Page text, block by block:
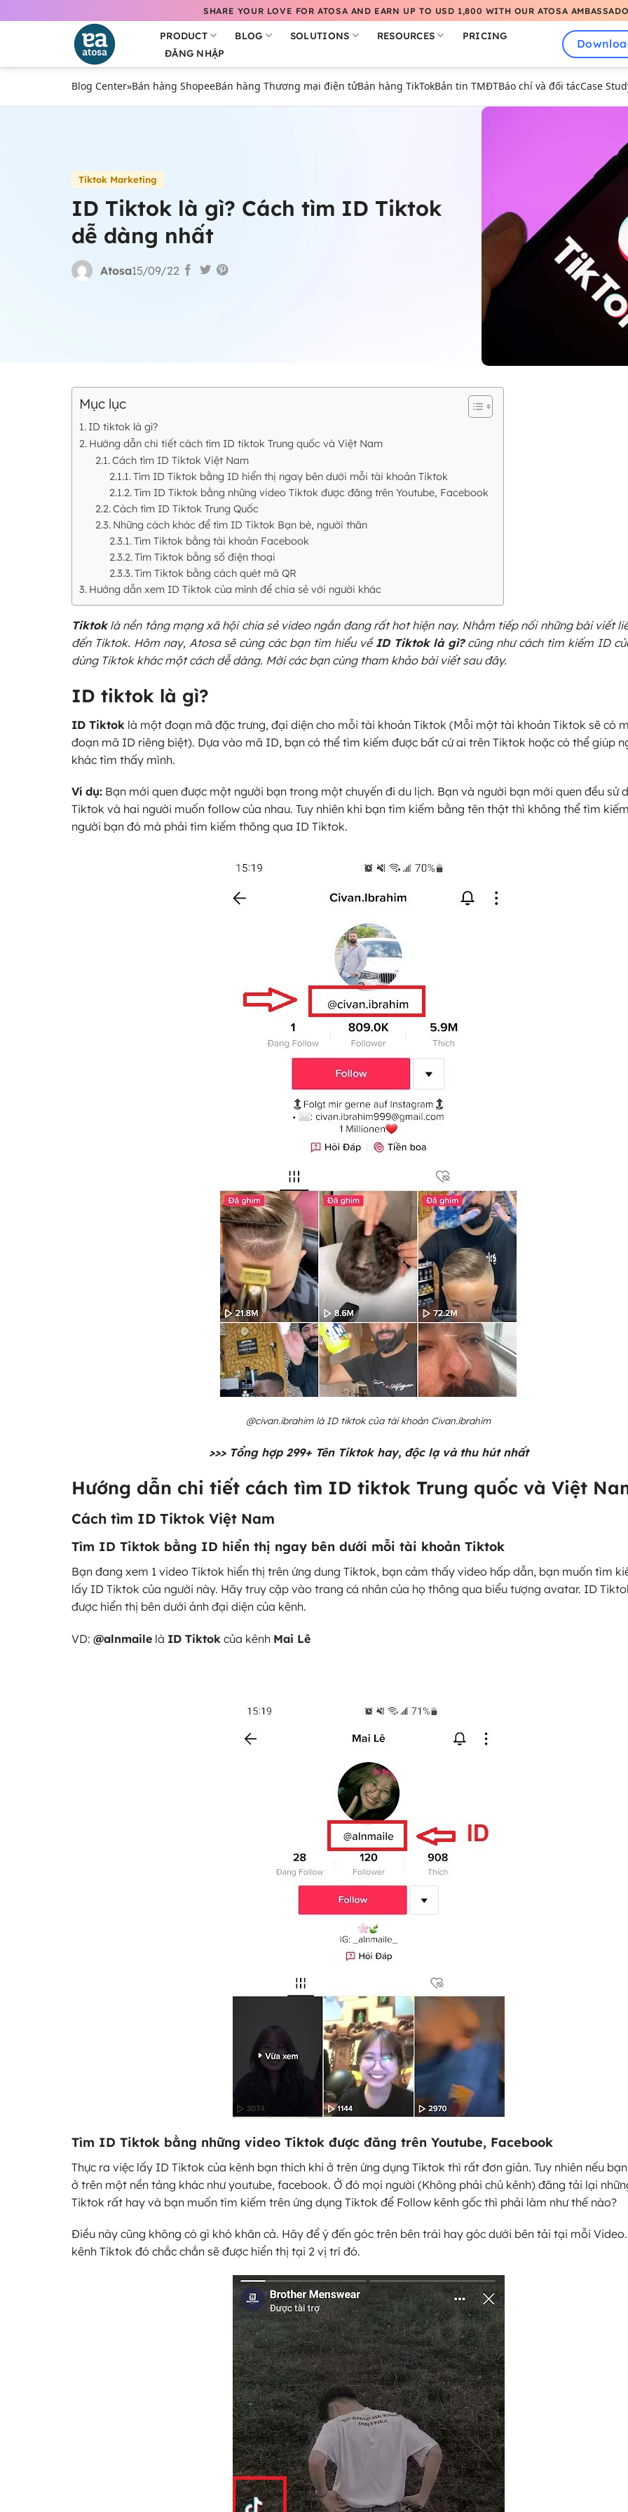
SHARE YOUR LOVE FOR ATOSA AND EARN UP TO USD 1,800 WITH OUR ATOSA
PRODUCT BLOG SOLUTIONS RESOURCES
PRICING
ĐĂNG NHẬP
Blog Center»Bán hàng ShopeeBán hàng Thương mại điện tửBán hàng TikTokBản tin TMĐTBáo chí và đối tácCase
Tiktok Marketing
ID Tiktok là gì? Cách tìm ID Tiktok
dễ dàng nhất
Atosa15/09/22
Mục lục
ID tiktok là gì?
Hướng dẫn chi tiết cách tìm ID tiktok Trung quốc và Việt Nam
Cách tìm ID Tiktok Việt Nam
Tìm ID Tiktok bằng ID hiển thị ngay bên dưới mỗi tài khoản Tiktok
Tìm ID Tiktok bằng những video Tiktok được đăng trên Youtube, Facebook
Cách tìm ID Tiktok Trung Quốc
Những cách khác để tìm ID Tiktok Bạn bè, người thân
Tìm Tiktok bằng tài khoản Facebook
Tìm Tiktok bằng số điện thoại
Tìm Tiktok bằng cách quét mã QR
Hướng dẫn xem ID Tiktok của mình để chia sẻ với người khác
Tiktoklà nền tảng mạng xã hội chia sẻ video ngắn đang rất hot hiện nay. Nhằm tiếp nối những bài viết
đến Tiktok. Hôm nay, Atosa sẽ cùng các bạn tìm hiểu về ID Tiktok là gì?cũng như cách tìm kiếm ID
dùng Tiktok khác một cách dễ dàng. Mời các bạn cùng tham khảo bài viết sau đây.
ID tiktok là gì?
ID Tiktok là một đoạn mã đặc trưng, đại diện cho mỗi tài khoản Tiktok (Mỗi một tài khoản Tiktok sẽ có
đoạn mã ID riêng biệt). Dựa vào mã ID, bạn có thể tìm kiếm được bất cứ ai trên Tiktok hoặc có thể giúp
khác tìm thấy mình.
Ví dụ: Bạn mới quen được một người bạn trong một chuyến đi du lịch. Bạn và người bạn mới quen đều sử
Tiktok và hai người muốn follow của nhau. Tuy nhiên khi bạn tìm kiếm bằng tên thật thì không thể tìm
người bạn đó mà phải tìm kiếm thông qua ID Tiktok.
@civan.ibrahim là ID tiktok của tài khoản Civan.ibrahim
>>> Tổng hợp 299+ Tên Tiktok hay, độc lạ và thu hút nhất
Hướng dẫn chi tiết cách tìm ID tiktok Trung quốc và Việt
Cách tìm ID Tiktok Việt Nam
Tìm ID Tiktok bằng ID hiển thị ngay bên dưới mỗi tài khoản Tiktok
Bạn đang xem 1 video Tiktok hiển thị trên ứng dung Tiktok, bạn cảm thấy video hấp dẫn, bạn muốn tìm
lấy ID Tiktok của người này. Hãy truy cập vào trang cá nhân của họ thông qua biểu tượng avatar. ID
được hiển thị bên dưới ảnh đại diện của kênh.
VD: @alnmaile là ID Tiktok của kênh Mai Lê
Tìm ID Tiktok bằng những video Tiktok được đăng trên Youtube, Facebook
Thực ra việc lấy ID Tiktok của kênh bạn thích khi ở trên ứng dụng Tiktok thì rất đơn giản. Tuy nhiên nếu
ở trên một nền tảng khác như youtube, facebook. Ở đó mọi người (Không phải chủ kênh) đăng tải lại
Tiktok rất hay và bạn muốn tìm kiếm trên ứng dụng Tiktok để Follow kênh gốc thì phải làm như thế nào?
Điều này cũng không có gì khó khăn cả. Hãy để ý đến góc trên bên trái hay góc dưới bên tải tại mỗi
kênh Tiktok đó chắc chắn sẽ được hiển thị tại 2 vị trí đó.